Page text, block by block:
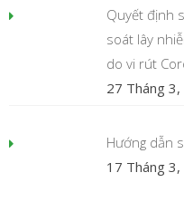
Quyết định
soát lây
do vi rút
27 Tháng
Hướng dẫn
17 Tháng